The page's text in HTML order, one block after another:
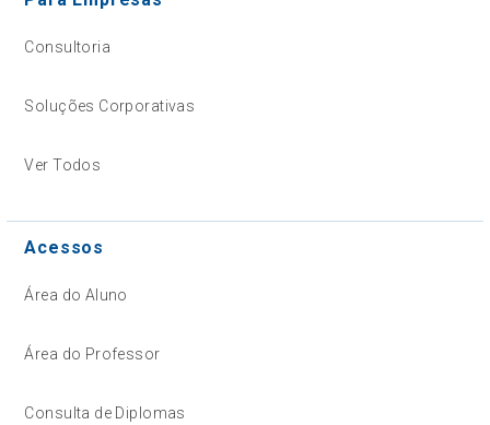
Consultoria
Soluções Corporativas
Ver Todos
Acessos
Área do Aluno
Área do Professor
Consulta de Diplomas